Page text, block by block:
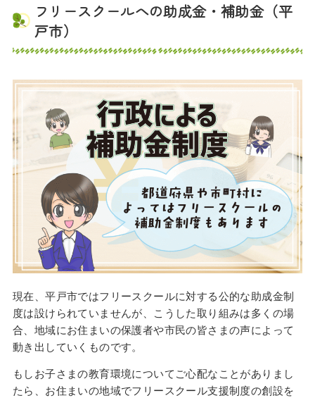
フリースクールへの助成金・補助金（平
戸市）
現在、平戸市ではフリースクールに対する公的な助成金制
度は設けられていませんが、こうした取り組みは多くの場
合、地域にお住まいの保護者や市民の皆さまの声によって
動き出していくものです。
もしお子さまの教育環境についてご心配なことがありまし
たら、お住まいの地域でフリースクール支援制度の創設を